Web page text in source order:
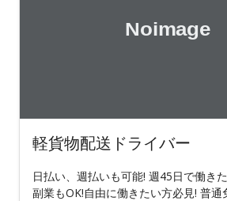
軽貨物配送ドライバー
日払い、週払いも可能! 週45日で働き
副業もOK!自由に働きたい方必見! 普